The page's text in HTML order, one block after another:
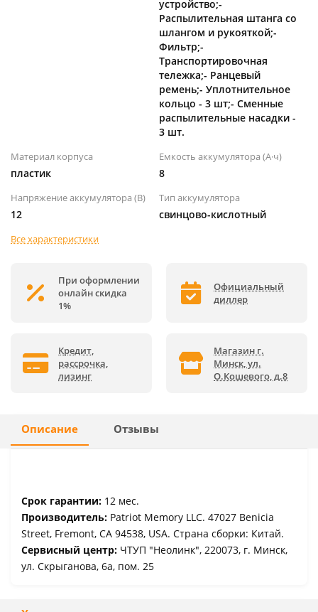
устройство;-
Распылительная штанга со
шлангом и рукояткой;-
Фильтр;-
Транспортировочная
тележка;- Ранцевый
ремень;- Уплотнительное
кольцо - 3 шт;- Сменные
распылительные насадки -
3 шт.
Материал корпуса
пластик
Емкость аккумулятора (А·ч)
8
Напряжение аккумулятора (В)
12
Тип аккумулятора
свинцово-кислотный
Все характеристики
При оформлении
онлайн скидка
1%
Официальный
диллер
Кредит,
рассрочка,
лизинг
Магазин г.
Минск, ул.
О.Кошевого, д.8
Описание Отзывы
Срок гарантии: 12 мес.
Производитель: Patriot Memory LLC. 47027 Benicia
Street, Fremont, CA 94538, USA. Страна сборки: Китай.
Сервисный центр: ЧТУП "Неолинк", 220073, г. Минск,
ул. Скрыганова, 6а, пом. 25